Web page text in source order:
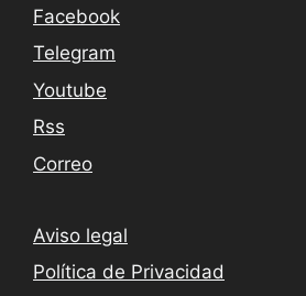
Facebook
Telegram
Youtube
Rss
Correo
Aviso legal
Política de Privacidad